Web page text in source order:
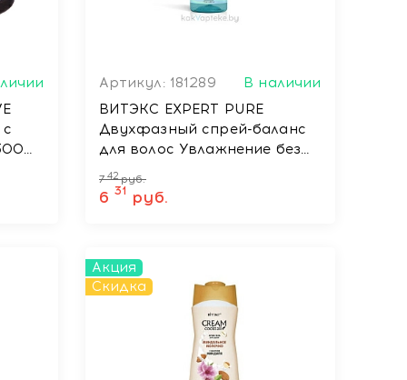
Артикул: 181289
В наличии
ВИТЭКС EXPERT PURE
Двухфазный спрей-баланс
для волос Увлажнение без
утежеления, несмываемый,
115 мл
742 руб.
6 31 руб.
Акция
Скидка